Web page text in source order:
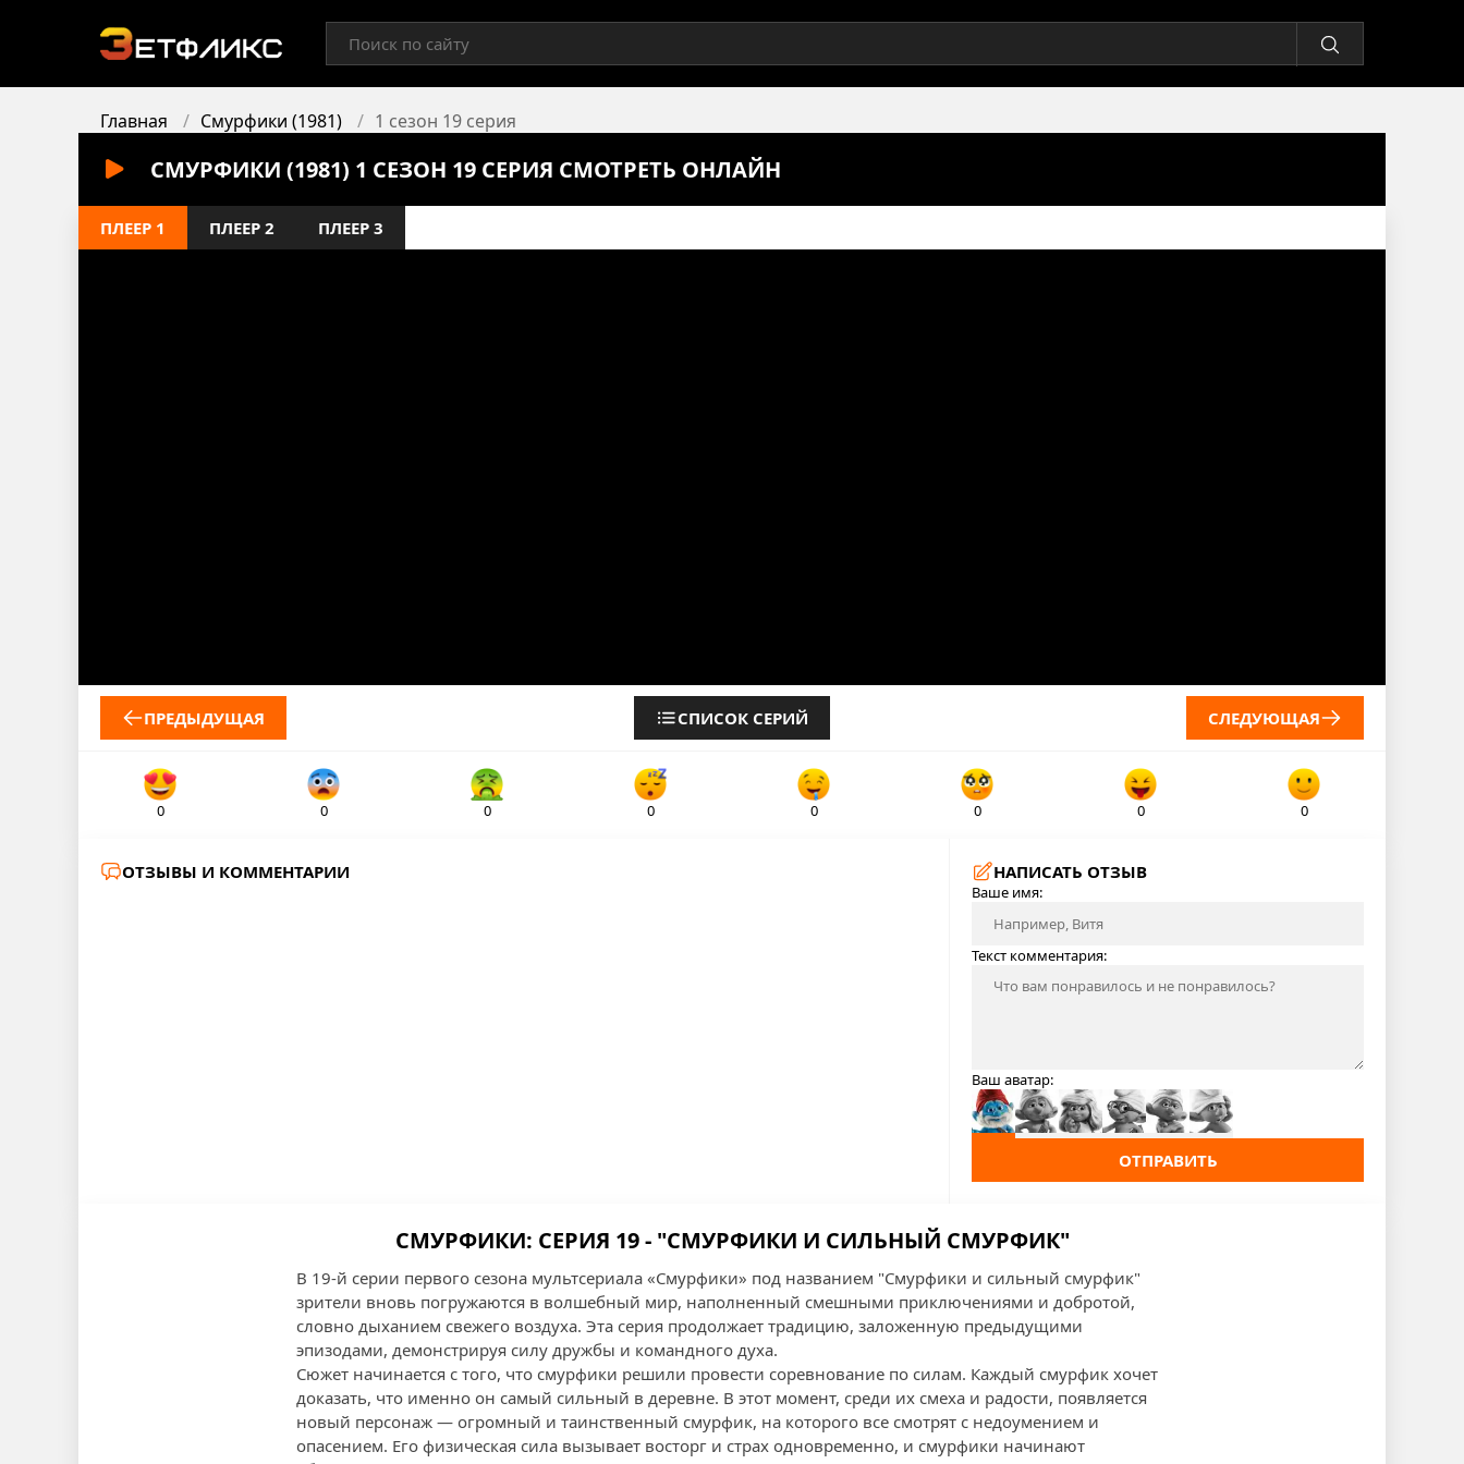
Главная Смурфики (1981) 1 сезон 19 серия
СМУРФИКИ (1981) 1 СЕЗОН 19 СЕРИЯ СМОТРЕТЬ ОНЛАЙН
ПЛЕЕР 1 ПЛЕЕР 2 ПЛЕЕР 3
ПРЕДЫДУЩАЯ СПИСОК СЕРИЙ СЛЕДУЮЩАЯ
0 0 0 0 0 0 0 0
ОТЗЫВЫ И КОММЕНТАРИИ НАПИСАТЬ ОТЗЫВ
Ваше имя:
Текст комментария:
Ваш аватар:
ОТПРАВИТЬ
СМУРФИКИ: СЕРИЯ 19 - "СМУРФИКИ И СИЛЬНЫЙ СМУРФИК"
В 19-й серии первого сезона мультсериала «Смурфики» под названием "Смурфики и сильный смурфик"
зрители вновь погружаются в волшебный мир, наполненный смешными приключениями и добротой,
словно дыханием свежего воздуха. Эта серия продолжает традицию, заложенную предыдущими
эпизодами, демонстрируя силу дружбы и командного духа.
Сюжет начинается с того, что смурфики решили провести соревнование по силам. Каждый смурфик хочет
доказать, что именно он самый сильный в деревне. В этот момент, среди их смеха и радости, появляется
новый персонаж — огромный и таинственный смурфик, на которого все смотрят с недоумением и
опасением. Его физическая сила вызывает восторг и страх одновременно, и смурфики начинают